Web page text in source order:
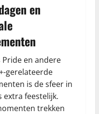
en
Pride en andere
gerelateerde
is de sfeer in
extra feestelijk.
trekken